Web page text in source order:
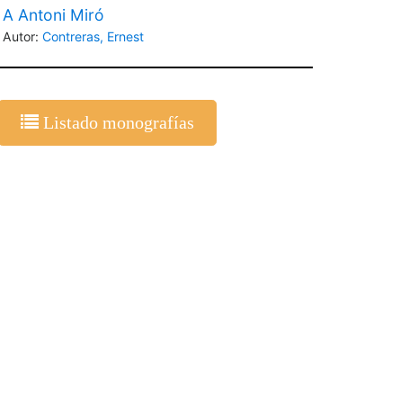
A Antoni Miró
Autor:Contreras, Ernest
Listado monografías